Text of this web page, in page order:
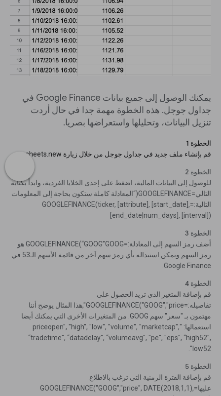
يمكنك الوصول إلى جميع بيانات Google Finance في
جداول جوجل. هذه الخطوة مهمة جدا في حال أردت
تنزيل البيانات، وتحليلها واستعراضها بصريا.
الخطوة 1
قم بإنشاء ملف جديد في جداول جوجل من خلال زيارة sheets.new
الخطوة 2
للوصول إلى البيانات المالية، اضغط على إحدى الخلايا الفردية، وابدأ بكتابة
التالي=GOOGLEFINANCE(“المعادلة كاملة ستكون بحاجة إلى المعلومات
التالية:=GOOGLEFINANCE(ticker, [attribute], [start_date],
[end_date|num_days], [interval])
الخطوة 3
أضف رمز السهم إلى المعادلة:=GOOGLEFINANCE(“GOOG”GOOG هو
رمز السهم ويمكن استبداله بأي رمز سهم آخر من قائمة الأسهم الـ53 في
Google Finance.
الخطوة 4
قم بإضافة المتغير الذي تريد الحصول على
تفاصيله:=GOOGLEFINANCE("GOOG","price",هذا المثال يوضح أننا
مهتمون بـ "سعر" سهم GOOG. من المتغيرات الأخرى التي يمكنك أيضا
استعمالها: "priceopen", "high", "low", "volume", "marketcap",
“tradetime", “datadelay", “volumeavg", "pe", "eps", “high52",
"low52.
الخطوة 5
قم بإضافة الفترة الزمنية التي ترغب بالاطلاع
عليها=GOOGLEFINANCE("GOOG","price", DATE(2018,1,1),